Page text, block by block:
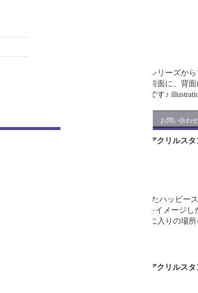
ハッピーステーションシリーズか
んポーズの初音ミクを前面に、背
ザインでコラボ感満載です♪
ハッピーステーション アクリルス
東京駅/一番街で販売したハッピー
スタンドが登場♪ 線路をイメージ
たキャラクターをお気に入りの場
ハッピーステーション アクリルス